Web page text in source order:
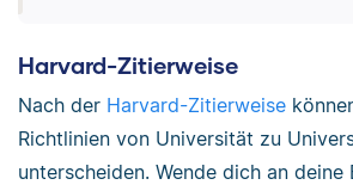
Harvard-Zitierweise
Nach der Harvard-Zitierweise
Richtlinien von Universität zu
unterscheiden. Wende dich an deine